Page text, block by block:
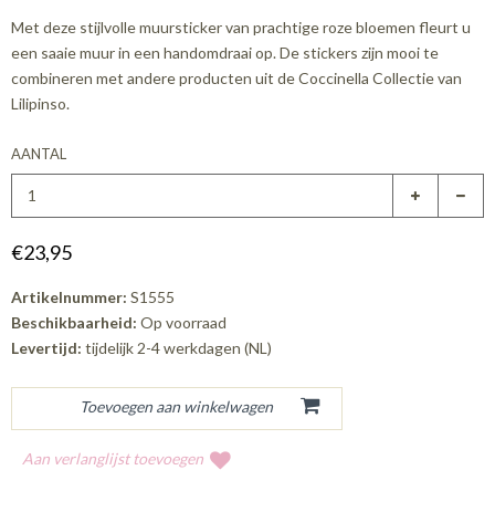
Met deze stijlvolle muursticker van prachtige roze bloemen fleurt u
een saaie muur in een handomdraai op. De stickers zijn mooi te
combineren met andere producten uit de Coccinella Collectie van
Lilipinso.
AANTAL
€23,95
Artikelnummer: S1555
Beschikbaarheid: Op voorraad
Levertijd: tijdelijk 2-4 werkdagen (NL)
Aan verlanglijst toevoegen